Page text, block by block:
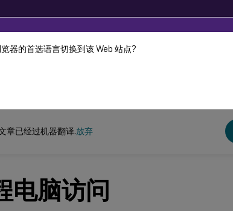
机器动态翻译。
章已经过机器翻译.放弃
电脑访问
器的首选语言切换到该 Web 站点?